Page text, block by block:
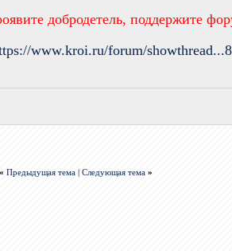
добродетель, поддержите
www.kroi.ru/forum/
« Предыдущая тема |Следующая тема »